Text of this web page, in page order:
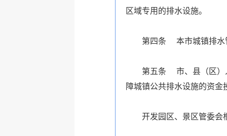
区域专用的排水设施。
第四条 本市城镇排水
第五条 市、县（区）
障城镇公共排水设施的资
开发园区、景区管委会